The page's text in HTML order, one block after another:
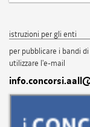
istruzioni per gli enti
per pubblicare i bandi
utilizzare l'e-mail